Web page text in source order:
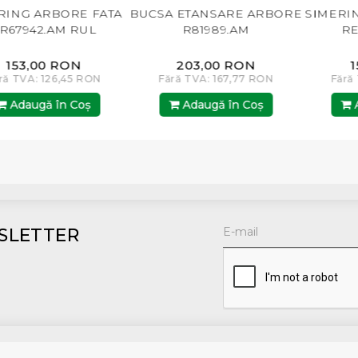
BUCSA ETANSARE ARBORE
R81989.AM
203,00 RON
Fără TVA: 167,77 RON
Adaugă în Coş
SIMERING ARBORE
RE11036.AM BP
153,00 RON
Fără TVA: 126,45 RON
Adaugă în Coş